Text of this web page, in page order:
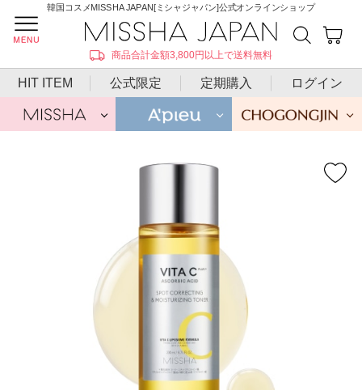
韓国コスメMISSHA JAPAN[ミシャジャパン]公式オンラインショップ
商品合計金額3,800円以上で送料無料
HIT ITEM 公式限定 定期購入 ログイン